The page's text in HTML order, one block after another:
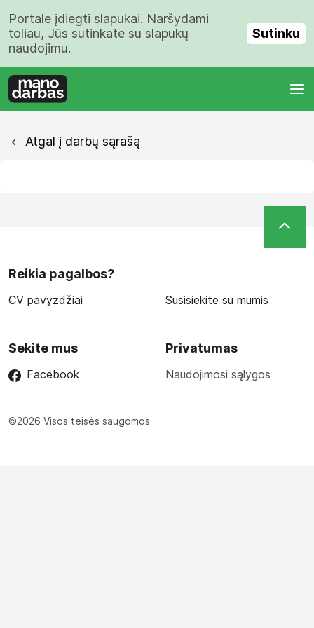
Portale įdiegti slapukai. Naršydami
toliau, Jūs sutinkate su slapukų
naudojimu.
Sutinku
Atgal į darbų sąrašą
Reikia pagalbos?
CV pavyzdžiai Susisiekite su mumis
Sekite mus
Facebook
Privatumas
Naudojimosi sąlygos
©2026 Visos teisės saugomos